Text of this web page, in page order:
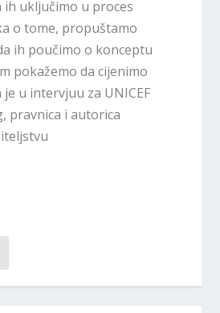
uključimo u proces
o tome, propuštamo
ih poučimo o konceptu
pokažemo da cijenimo
u intervjuu za UNICEF
pravnica i autorica